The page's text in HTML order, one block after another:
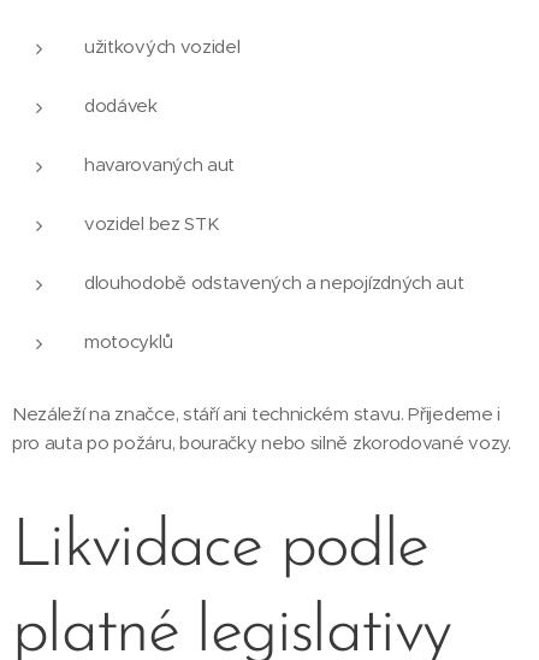
užitkových vozidel
dodávek
havarovaných aut
vozidel bez STK
dlouhodobě odstavených a nepojízdných aut
motocyklů
Nezáleží na značce, stáří ani technickém stavu. Přijedeme i
pro auta po požáru, bouračky nebo silně zkorodované vozy.
Likvidace podle
platné legislativy